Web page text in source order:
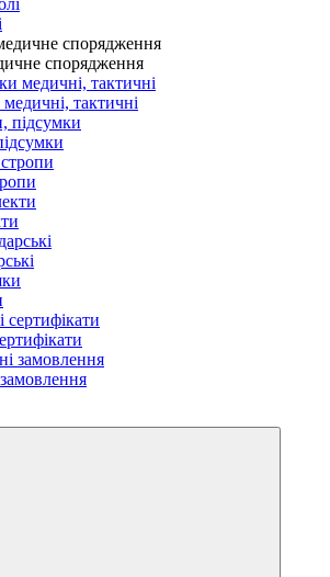
спорядження
тактичні